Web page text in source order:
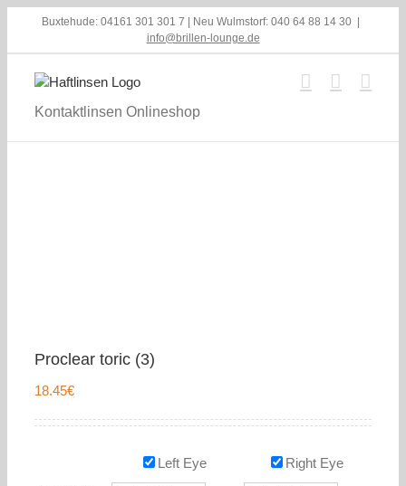
content
Buxtehude: 04161 301 301 7 | Neu Wulmstorf: 040 64 88 14 30
info@brillen-lounge.de
Kontaktlinsen Onlineshop
Proclear toric (3)
18.45€
Left Eye Right Eye